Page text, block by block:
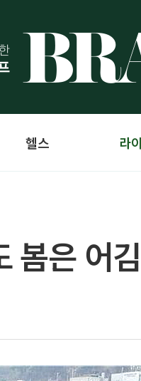
헬스 라
봄은 어